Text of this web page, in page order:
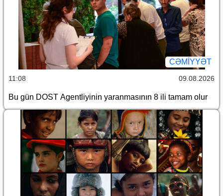
CƏMİYYƏT
11:08 09.08.2026
Bu gün DOST Agentliyinin yaranmasının 8 ili tamam olur